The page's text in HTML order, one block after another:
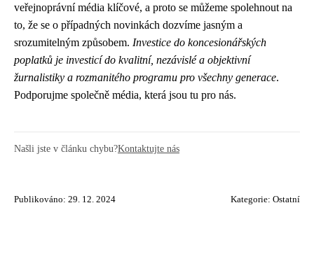
veřejnoprávní média klíčové, a proto se můžeme spolehnout na
to, že se o případných novinkách dozvíme jasným a
srozumitelným způsobem. Investice do koncesionářských
poplatků je investicí do kvalitní, nezávislé a objektivní
žurnalistiky a rozmanitého programu pro všechny generace.
Podporujme společně média, která jsou tu pro nás.
Našli jste v článku chybu?Kontaktujte nás
Publikováno: 29. 12. 2024 Kategorie: Ostatní